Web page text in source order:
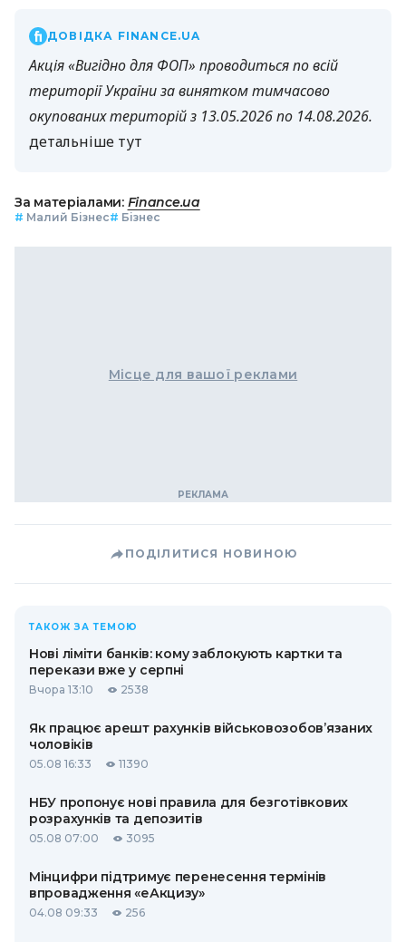
ДОВІДКА FINANCE.UA
Акція «Вигідно для ФОП» проводиться по всій
території України за винятком тимчасово
окупованих територій з 13.05.2026 по 14.08.2026.
детальніше тут
За матеріалами: Finance.ua
# Малий Бізнес# Бізнес
Місце для вашої реклами
ПОДІЛИТИСЯ НОВИНОЮ
ТАКОЖ ЗА ТЕМОЮ
Нові ліміти банків: кому заблокують картки та
перекази вже у серпні
Вчора 13:10 2538
Як працює арешт рахунків військовозобов’язаних
чоловіків
05.08 16:33 11390
НБУ пропонує нові правила для безготівкових
розрахунків та депозитів
05.08 07:00 3095
Мінцифри підтримує перенесення термінів
впровадження «еАкцизу»
04.08 09:33 256